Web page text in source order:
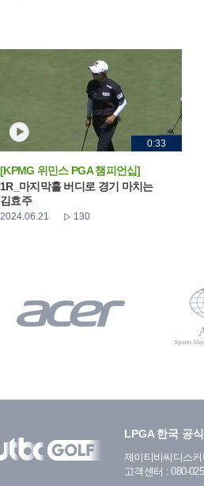
0:33
[KPMG 위민스 PGA 챔피언십]
1R_마지막홀 버디로 경기 마치는
김효주
2024.06.21 130
LPGA 한국 공
제이티비씨디스
고객센터 : 080-